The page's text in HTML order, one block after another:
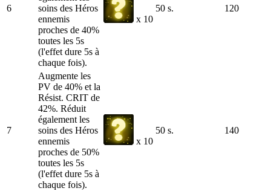
6
soins des Héros
ennemis
proches de 40%
toutes les 5s
(l'effet dure 5s à
chaque fois).
x 10
50 s. 120
7
Augmente les
PV de 40% et la
Résist. CRIT de
42%. Réduit
également les
soins des Héros
ennemis
proches de 50%
toutes les 5s
(l'effet dure 5s à
chaque fois).
x 10
50 s. 140